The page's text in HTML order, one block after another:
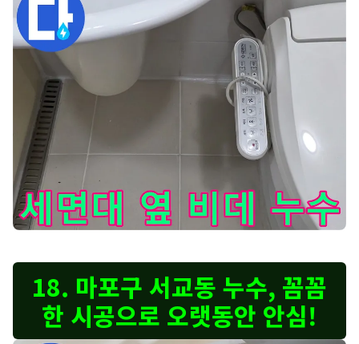
18. 마포구 서교동 누수, 꼼꼼
한 시공으로 오랫동안 안심!